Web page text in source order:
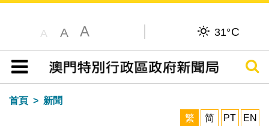
A A A 31°C
目錄
搜尋
首頁
新聞
繁
简 PT EN